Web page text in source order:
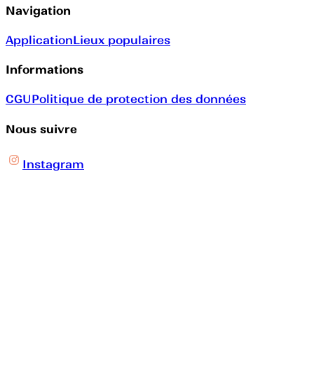
Navigation
ApplicationLieux populaires
Informations
CGUPolitique de protection des données
Nous suivre
Instagram